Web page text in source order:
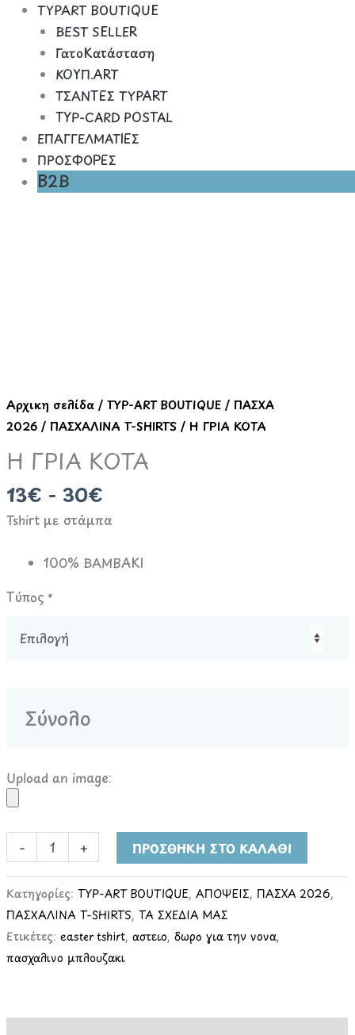
TYPART BOUTIQUE
BEST SELLER
ΓατοΚατάσταση
ΚΟΥΠ.ART
ΤΣΑΝΤΕΣ TYPART
TYP-CARD POSTAL
ΕΠΑΓΓΕΛΜΑΤΙΕΣ
ΠΡΟΣΦΟΡΕΣ
B2B
Αρχική σελίδα /TYP-ART BOUTIQUE / ΠΑΣΧΑ
2026 / ΠΑΣΧΑΛΙΝΑ T-SHIRTS / Η ΓΡΙΑ ΚΟΤΑ
Η ΓΡΙΑ ΚΟΤΑ
13€ - 30€
Tshirt με στάμπα
100% ΒΑΜΒΑΚΙ
Τύπος *
Σύνολο
Upload an image:
- + ΠΡΟΣΘΉΚΗ ΣΤΟ ΚΑΛΆΘΙ
Κατηγορίες:TYP-ART BOUTIQUE,ΑΠΟΨΕΙΣ, ΠΑΣΧΑ 2026,
ΠΑΣΧΑΛΙΝΑ T-SHIRTS,ΤΑ ΣΧΕΔΙΑ ΜΑΣ
Ετικέτες:easter tshirt,αστειο,δωρο για την νονα,
πασχαλινο μπλουζακι